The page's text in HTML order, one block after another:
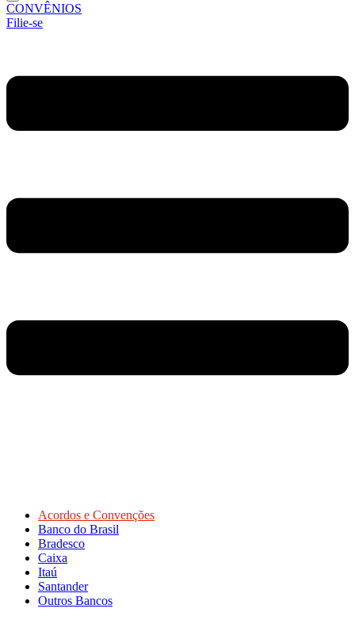
CONVÊNIOS
Filie-se
Acordos e Convenções
Banco do Brasil
Bradesco
Caixa
Itaú
Santander
Outros Bancos